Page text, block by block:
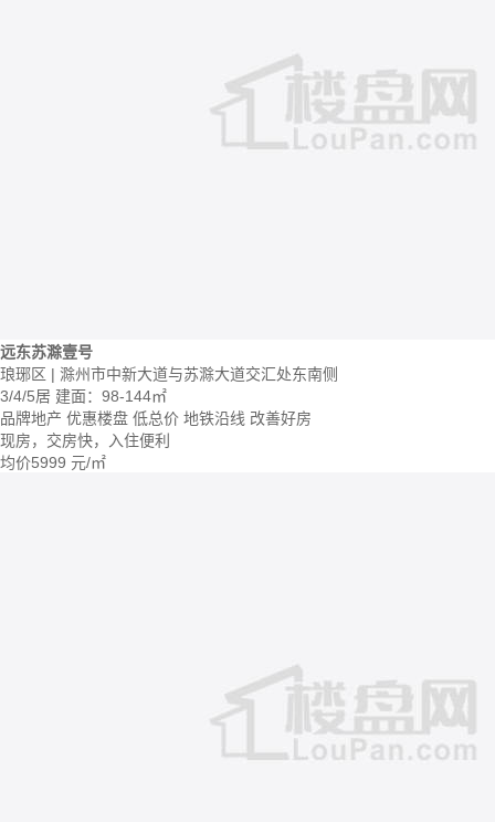
远东苏滁壹号
琅琊区 | 滁州市中新大道与苏滁大道交汇处东南侧
3/4/5居 建面：98-144㎡
品牌地产 优惠楼盘 低总价 地铁沿线 改善好房
现房，交房快，入住便利
均价5999 元/㎡